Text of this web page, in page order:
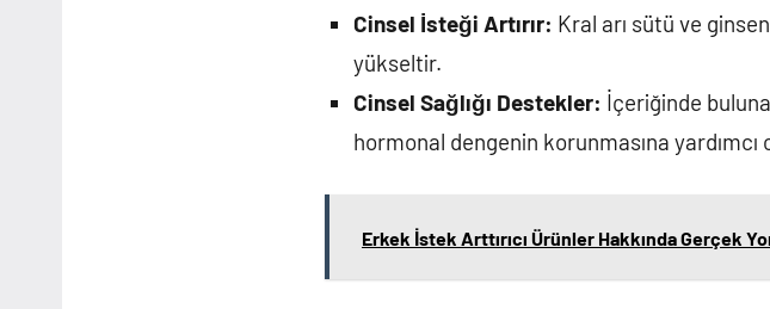
Cinsel İsteği Artırır: Kral arı sütü ve
yükseltir.
Cinsel Sağlığı Destekler: İçeriğinde
hormonal dengenin korunmasına yardımcı
Erkek İstek Arttırıcı Ürünler Hakkında Gerçek